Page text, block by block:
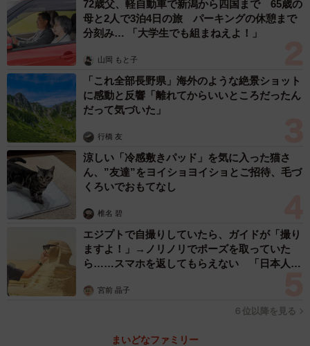
72歳父、軽自動車で新潟から四国まで 65歳の
母と2人で3泊4日の旅 パーキングの休憩まで
分刻み… 「大学生でも組まねえよ！」
山岡 もと子
「これ全部長野県」海外のような絶景ショット
に感動と反響「離れてからいいところだったん
だって気づいた」
行橋 友
涼しい「冷感敷きパッド」を気に入った猫さ
ん、”友達”をヨイショヨイショとご招待、毛づ
くろいでおもてなし
椎名 碧
エジプトで自撮りしていたら、ガイドが「撮り
ますよ！」→ノリノリでポーズを取っていた
ら……スマホを返してもらえない 「日本人は
宮前 晶子
６位以降を見る
まいどなファミリー